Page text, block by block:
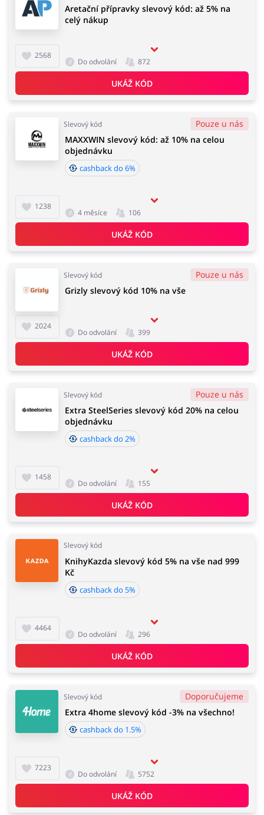
Auto
Turistika a cestování
2568
Aretační přípravky slevový kód: až 5% na
celý nákup
Do odvolání 872
UKÁŽ KÓD
Slevový kód Pouze u nás
1238
MAXXWIN slevový kód: až 10% na celou
objednávku
cashback do 6%
4 měsíce 106
UKÁŽ KÓD
Slevový kód Pouze u nás
2024
Grizly slevový kód 10% na vše
Do odvolání 399
UKÁŽ KÓD
Slevový kód Pouze u nás
1458
Extra SteelSeries slevový kód 20% na celou
objednávku
cashback do 2%
Do odvolání 155
UKÁŽ KÓD
Slevový kód
4464
KnihyKazda slevový kód 5% na vše nad 999
Kč
cashback do 5%
Do odvolání 296
UKÁŽ KÓD
Slevový kód Doporučujeme
7223
Extra 4home slevový kód -3% na všechno!
cashback do 1.5%
Do odvolání 5752
UKÁŽ KÓD